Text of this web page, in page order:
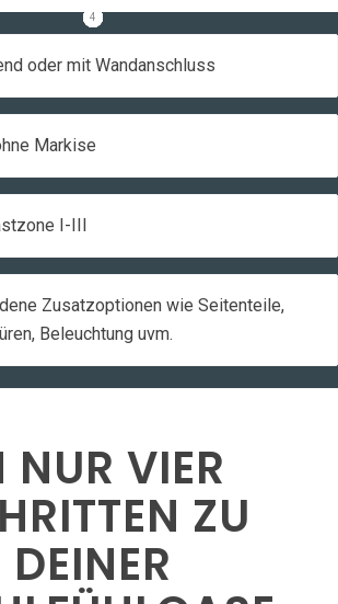
1
2
3
4
oder mit Wandanschluss
Markise
I-III
Zusatzoptionen wie Seitenteile,
Beleuchtung uvm.
NUR VIER
ZU
DEINER